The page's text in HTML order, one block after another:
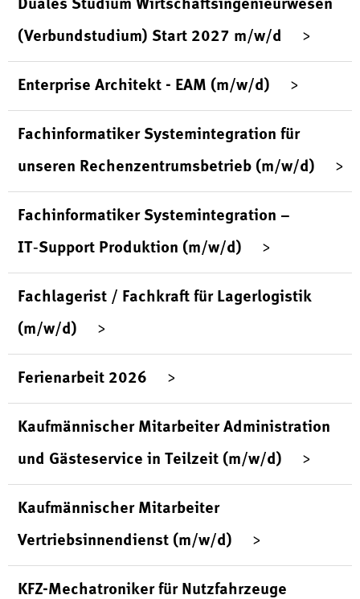
Duales Studium Wirtschaftsingenieurwesen
(Verbundstudium) Start 2027 m/w/d
Enterprise Architekt - EAM (m/w/d)
Fachinformatiker Systemintegration für
unseren Rechenzentrumsbetrieb (m/w/d)
Fachinformatiker Systemintegration –
IT‑Support Produktion (m/w/d)
Fachlagerist / Fachkraft für Lagerlogistik
(m/w/d)
Ferienarbeit 2026
Kaufmännischer Mitarbeiter Administration
und Gästeservice in Teilzeit (m/w/d)
Kaufmännischer Mitarbeiter
Vertriebsinnendienst (m/w/d)
KFZ-Mechatroniker für Nutzfahrzeuge